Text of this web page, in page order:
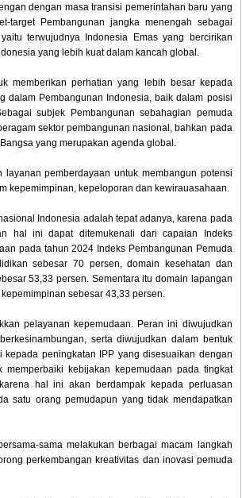
dengan masa transisi pemerintahan baru yang
target Pembangunan jangka menengah sebagai
terwujudnya Indonesia Emas yang bercirikan
yang lebih kuat dalam kancah global.
memberikan perhatian yang lebih besar kepada
dalam Pembangunan Indonesia, baik dalam posisi
subjek Pembangunan sebahagian pemuda
sektor pembangunan nasional, bahkan pada
yang merupakan agenda global.
pemberdayaan untuk membangun potensi
kepemimpinan, kepeloporan dan kewirauasahaan.
Indonesia adalah tepat adanya, karena pada
hal ini dapat ditemukenali dari capaian Indeks
pada tahun 2024 Indeks Pembangunan Pemuda
sebesar 70 persen, domain kesehatan dan
53,33 persen. Sementara itu domain lapangan
sebesar 43,33 persen.
pelayanan kepemudaan. Peran ini diwujudkan
serta diwujudkan dalam bentuk
peningkatan IPP yang disesuaikan dengan
kebijakan kepemudaan pada tingkat
hal ini akan berdampak kepada perluasan
satu orang pemudapun yang tidak mendapatkan
sama melakukan berbagai macam langkah
perkembangan kreativitas dan inovasi pemuda